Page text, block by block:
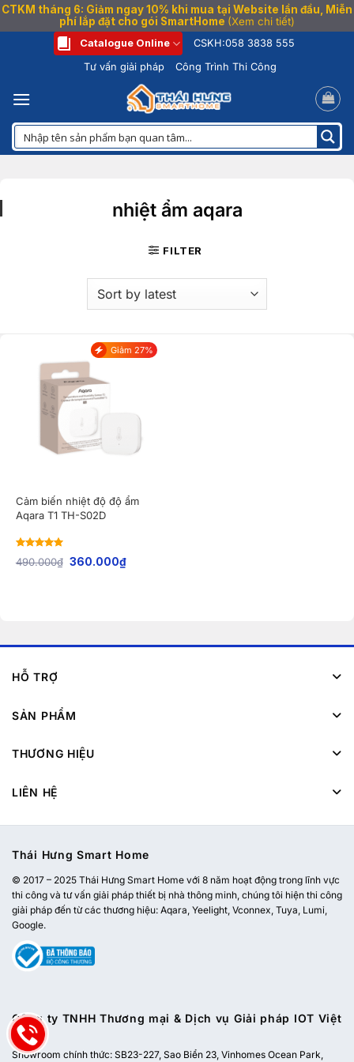
CTKM tháng 6: Giảm ngay 10% khi mua tại Website lần đầu, Miễn
phí lắp đặt cho gói SmartHome (Xem chi tiết)
dung
Catalogue Online CSKH:058 3838 555
Tư vấn giải pháp
Công Trình Thi Công
nhiệt ẩm aqara
FILTER
Giảm 27%
Cảm biến nhiệt độ độ ẩm
Aqara T1 TH-S02D
Rated5 out
of 5
490.000₫ 360.000₫
HỖ TRỢ
SẢN PHẨM
THƯƠNG HIỆU
LIÊN HỆ
Thái Hưng Smart Home
© 2017 – 2025 Thái Hưng Smart Home với 8 năm hoạt động trong lĩnh vực
thi công và tư vấn giải pháp thiết bị nhà thông minh, chúng tôi hiện thi công
giải pháp đến từ các thương hiệu: Aqara, Yeelight, Vconnex, Tuya, Lumi,
Google.
Công ty TNHH Thương mại & Dịch vụ Giải pháp IOT Việt
Nam
Showroom chính thức: SB23-227, Sao Biển 23, Vinhomes Ocean Park,